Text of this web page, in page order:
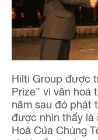
Hilti Group được
Prize” vì văn hoá
năm sau đó phát
được nhìn thấy là
Hoá Của Chúng